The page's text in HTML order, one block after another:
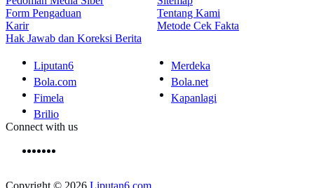
Form Pengaduan
Tentang Kami
Karir
Metode Cek Fakta
Hak Jawab dan Koreksi Berita
Liputan6
Merdeka
Bola.com
Bola.net
Fimela
Kapanlagi
Brilio
Connect with us
Copyright © 2026 Liputan6.com